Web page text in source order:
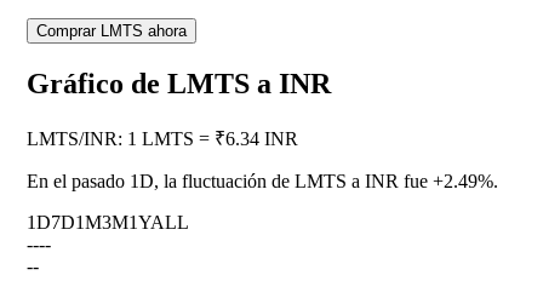
Comprar LMTS ahora
Gráfico de LMTS a INR
LMTS/INR: 1 LMTS = ₹6.34 INR
En el pasado 1D, la fluctuación de LMTS a INR fue +2.49%.
1D7D1M3M1YALL
----
--